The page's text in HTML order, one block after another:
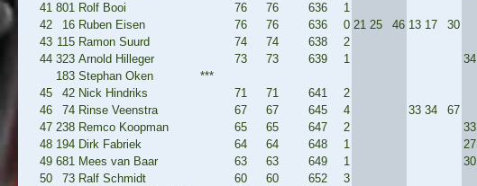
41 801 Rolf Booi 76 76 636 1
42
16 Ruben Eisen 76 76 636 0 21 25 46 13 17
30
43 115 Ramon Suurd 74 74 638 2
44 323 Arnold Hilleger 73 73 639 1 34
183 Stephan Oken
***
45
42 Nick Hindriks 71 71 641 2
46
74 Rinse Veenstra 67 67 645 4 33 34
67
47 238 Remco Koopman 65 65 647 2 33
48 194 Dirk Fabriek 64 64 648 1 27
49 681 Mees van Baar 63 63 649 1 30
50
73 Ralf Schmidt 60 60 652 3